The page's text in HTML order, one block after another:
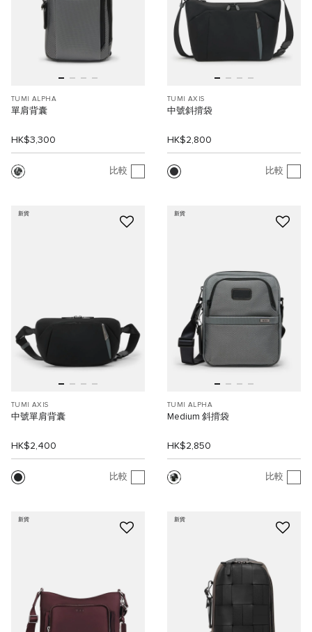
TUMI ALPHA
單肩背囊
HK$3,300
比較
TUMI AXIS
中號斜揹袋
HK$2,800
比較
新貨
TUMI AXIS
中號單肩背囊
HK$2,400
比較
新貨
TUMI ALPHA
Medium 斜揹袋
HK$2,850
比較
新貨 新貨